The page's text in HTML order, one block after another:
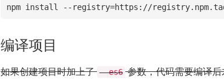
npm install --registry=https://
编译项目
如果创建项目时加上了 --es6 参数，代码需要编译